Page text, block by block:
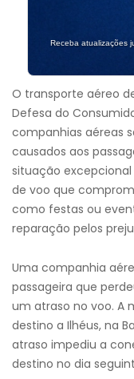
Receba atualizações
O transporte aéreo
Defesa do
companhias aéreas
causados aos
situação
de voo que
como festas ou
reparação pelos
Uma companhia
passageira que
um atraso no voo. A
destino a Ilhéus, na
atraso impediu a
destino no dia